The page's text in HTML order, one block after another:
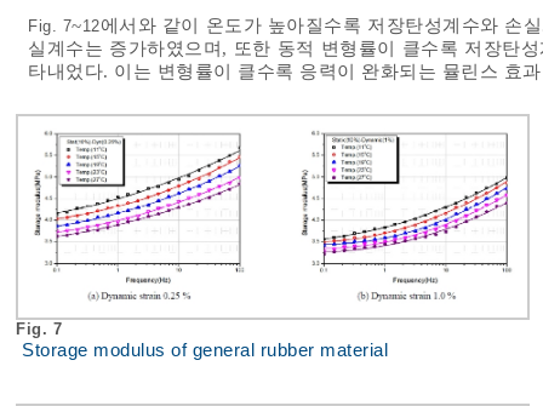
Fig. 7~12에서와 같이 온도가 높아질수록 저장탄성계수와 손
실계수는 증가하였으며, 또한 동적 변형률이 클수록 저장탄
타내었다. 이는 변형률이 클수록 응력이 완화되는 뮬린스 효
Fig. 7
Storage modulus of general rubber material